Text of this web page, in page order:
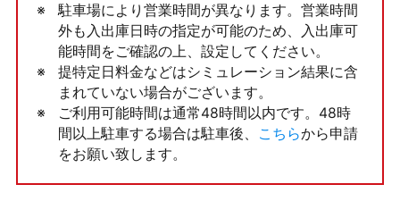
駐車場により営業時間が異なります。営業時間
外も入出庫日時の指定が可能のため、入出庫可
能時間をご確認の上、設定してください。
提特定日料金などはシミュレーション結果に含
まれていない場合がございます。
ご利用可能時間は通常48時間以内です。48時
間以上駐車する場合は駐車後、
こちらから申請
をお願い致します。